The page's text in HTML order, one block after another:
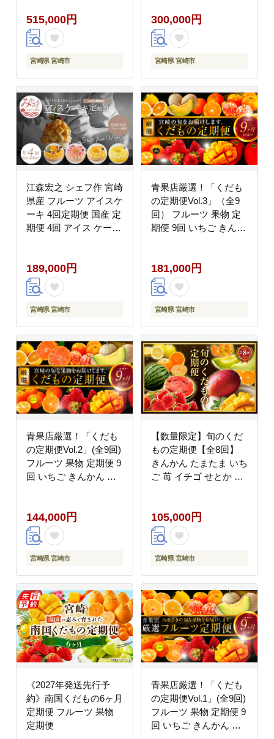
ト パパイヤ みかん ス
イートスプリング マー
マレード 贈り物 贈答
ギフト ご褒美 お取り寄
515,000円
宮崎県 宮崎市
みかん 日向夏 完熟 種
なしフルーツ 果物 定期
便
300,000円
宮崎県 宮崎市
江森宏之 シェフ作 宮崎
県産 フルーツ アイスケ
ーキ 4回定期便 国産 定
期便 4回 アイス ケーキ
祝い 記念日 誕生日 冷
凍ケーキ 冷凍 グルメ
デザート スイーツ お取
り寄せ ギフト
189,000円
宮崎県 宮崎市
青果店厳選！「くだも
の定期便Vol.3」（全9
回） フルーツ 果物 定
期便 9回 いちご きんか
マゴ マンゴー メロン
みかん 温州みかん 津之
輝 柑橘 柑橘類 青果物
青果 グルメ お取り寄せ
181,000円
宮崎県 宮崎市
青果店厳選！「くだも
の定期便Vol.2」(全9回)
フルーツ 果物 定期便 9
回 いちご きんかん 金
温州みかん 津之輝 柑橘
柑橘類 青果物 青果 グ
ルメ お取り寄せ ギフト
144,000円
宮崎県 宮崎市
【数量限定】旬のくだ
もの定期便【全8回】
きんかん たまたま いち
ご 苺 イチゴ せとか マ
フルーツ 果物 定期便
105,000円
宮崎県 宮崎市
《2027年発送先行予
約》南国くだもの6ヶ月
定期便 フルーツ 果物
定期便
青果店厳選！「くだも
の定期便Vol.1」(全9回)
フルーツ 果物 定期便 9
回 いちご きんかん 金